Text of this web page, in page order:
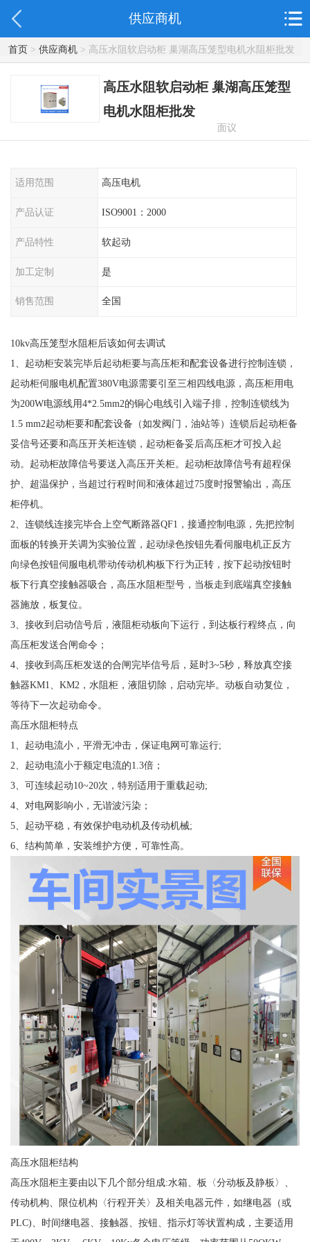
供应商机
首页> 供应商机> 高压水阻软启动柜 巢湖高压笼型电机水阻柜批发
高压水阻软启动柜 巢湖高压笼型
电机水阻柜批发
面议
适用范围 高压电机
产品认证 ISO9001：2000
产品特性 软起动
加工定制 是
销售范围 全国
10kv高压笼型水阻柜后该如何去调试
1、起动柜安装完毕后起动柜要与高压柜和配套设备进行控制连锁，
起动柜伺服电机配置380V电源需要引至三相四线电源，高压柜用电
为200W电源线用4*2.5mm2的铜心电线引入端子排，控制连锁线为
1.5 mm2起动柜要和配套设备（如发阀门，油站等）连锁后起动柜备
妥信号还要和高压开关柜连锁，起动柜备妥后高压柜才可投入起
动。起动柜故障信号要送入高压开关柜。起动柜故障信号有超程保
护、超温保护，当超过行程时间和液体超过75度时报警输出，高压
柜停机。
2、连锁线连接完毕合上空气断路器QF1，接通控制电源，先把控制
面板的转换开关调为实验位置，起动绿色按钮先看伺服电机正反方
向绿色按钮伺服电机带动传动机构板下行为正转，按下起动按钮时
板下行真空接触器吸合，高压水阻柜型号，当板走到底端真空接触
器施放，板复位。
3、接收到启动信号后，液阻柜动板向下运行，到达板行程终点，向
高压柜发送合闸命令；
4、接收到高压柜发送的合闸完毕信号后，延时3~5秒，释放真空接
触器KM1、KM2，水阻柜，液阻切除，启动完毕。动板自动复位，
等待下一次起动命令。
高压水阻柜特点
1、起动电流小，平滑无冲击，保证电网可靠运行;
2、起动电流小于额定电流的1.3倍；
3、可连续起动10~20次，特别适用于重载起动;
4、对电网影响小，无谐波污染；
5、起动平稳，有效保护电动机及传动机械;
6、结构简单，安装维护方便，可靠性高。
高压水阻柜结构
高压水阻柜主要由以下几个部分组成:水箱、板〈分动板及静板〉、
传动机构、限位机构〈行程开关〉及相关电器元件，如继电器（或
PLC)、时间继电器、接触器、按钮、指示灯等状置构成，主要适用